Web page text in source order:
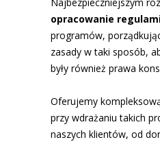
opracowanie
programów,
zasady w taki sposób,
były również prawa
Oferujemy
przy wdrażaniu takich
naszych klientów, od